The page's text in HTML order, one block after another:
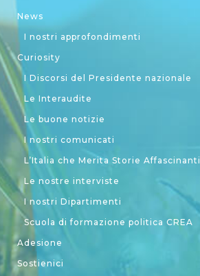
News
I nostri approfondimenti
Curiosity
I Discorsi del Presidente nazionale
Le Interaudite
Le buone notizie
I nostri comunicati
L’Italia che Merita Storie Affascinanti
Le nostre interviste
I nostri Dipartimenti
Scuola di formazione politica CREA
Adesione
Sostienici